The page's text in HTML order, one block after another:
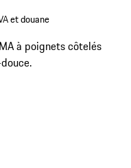
et douane
à poignets côtelés